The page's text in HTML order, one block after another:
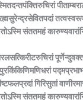
स्मितदन्तपंक्तिरुचिरां
संततमहं
गिरिसुतां
संततमहं